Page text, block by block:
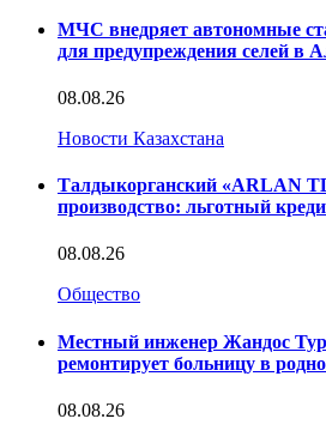
МЧС внедряет автономные
для предупреждения селей в
08.08.26
Новости Казахстана
Талдыкорганский «ARLAN
производство: льготный
08.08.26
Общество
Местный инженер Жандос
ремонтирует больницу в
08.08.26